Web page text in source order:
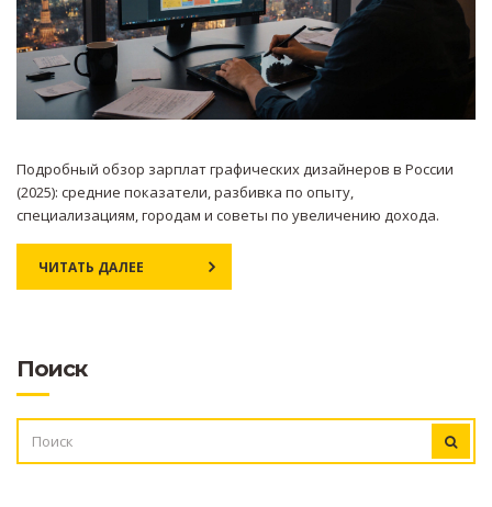
Подробный обзор зарплат графических дизайнеров в России
(2025): средние показатели, разбивка по опыту,
специализациям, городам и советы по увеличению дохода.
ЧИТАТЬ ДАЛЕЕ
Поиск